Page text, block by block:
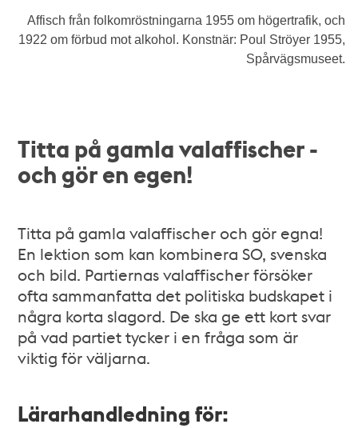
Affisch från folkomröstningarna 1955 om högertrafik, och
1922 om förbud mot alkohol. Konstnär: Poul Ströyer 1955,
Spårvägsmuseet.
Titta på gamla valaffischer -
och gör en egen!
Titta på gamla valaffischer och gör egna!
En lektion som kan kombinera SO, svenska
och bild. Partiernas valaffischer försöker
ofta sammanfatta det politiska budskapet i
några korta slagord. De ska ge ett kort svar
på vad partiet tycker i en fråga som är
viktig för väljarna.
Lärarhandledning för: